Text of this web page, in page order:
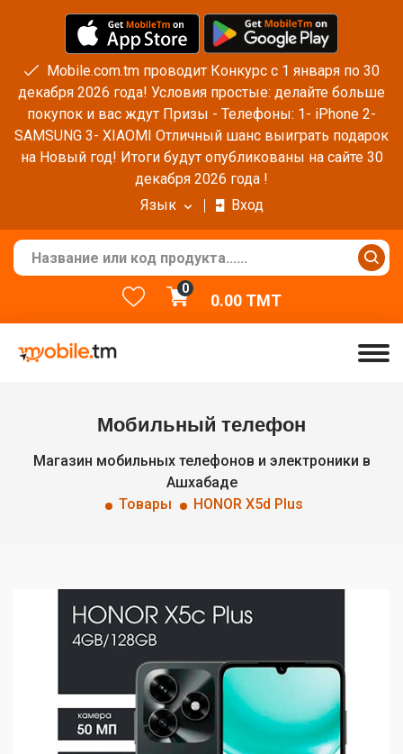
Mobile.com.tm проводит Конкурс с 1 января по 30
декабря 2026 года! Условия простые: делайте больше
покупок и вас ждут Призы - Телефоны: 1- iPhone 2-
SAMSUNG 3- XIAOMI Отличный шанс выиграть подарок
на Новый год! Итоги будут опубликованы на сайте 30
декабря 2026 года !
Язык
Вход
0
0.00TMT
Мобильный телефон
Магазин мобильных телефонов и электроники в
Ашхабаде
Товары
HONOR X5d Plus